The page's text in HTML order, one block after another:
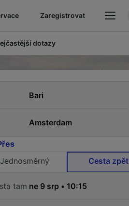
Zaregistrovat
dotazy
Jednosměrný
Cesta zpět
tam